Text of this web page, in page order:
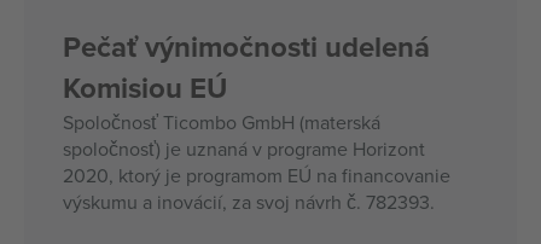
Pečať výnimočnosti udelená
Komisiou EÚ
Spoločnosť Ticombo GmbH (materská
spoločnosť) je uznaná v programe Horizont
2020, ktorý je programom EÚ na financovanie
výskumu a inovácií, za svoj návrh č. 782393.